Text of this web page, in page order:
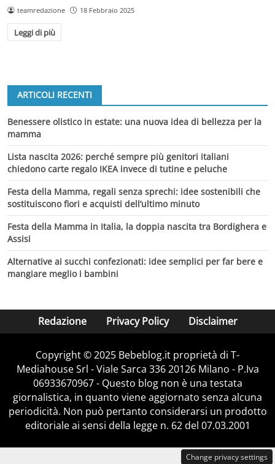
teamredazione 18 Febbraio 2025
Leggi di più
ARTICOLI RECENTI
Benessere olistico in estate: una nuova idea di bellezza per la
mamma
Lista nascita 2026: perché sempre più genitori italiani
chiedono carte regalo IKEA invece di tutine e peluche
Festa della Mamma, regali senza sprechi: idee sostenibili che
sostituiscono fiori e acquisti dell’ultimo minuto
Festa della Mamma in Italia, la doppia nascita tra Bordighera e
Assisi
Alternative ai succhi confezionati: idee semplici per far bere e
mangiare meglio i bambini
Redazione Privacy Policy Disclaimer
Copyright © 2025 Bebeblog.it proprietà di T-
Mediahouse Srl - Viale Sarca 336 20126 Milano - P.Iva
06933670967 - Questo blog non è una testata
giornalistica, in quanto viene aggiornato senza alcuna
periodicità. Non può pertanto considerarsi un prodotto
editoriale ai sensi della legge n. 62 del 07.03.2001
Change privacy settings